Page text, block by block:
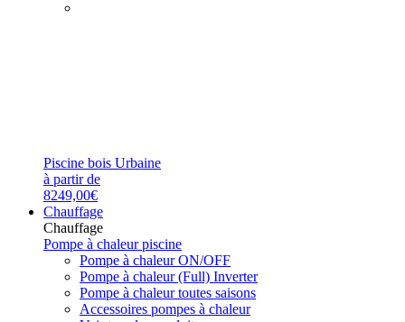
Piscine bois Urbaine
à partir de
8249,00€
Chauffage
Chauffage
Pompe à chaleur piscine
Pompe à chaleur ON/OFF
Pompe à chaleur (Full) Inverter
Pompe à chaleur toutes saisons
Accessoires pompes à chaleur